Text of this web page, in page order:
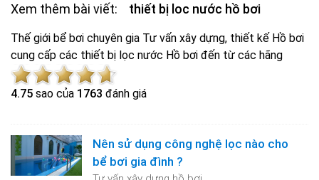
Xem thêm bài viết: thiết bị loc nước hồ bơi
Thế giới bể bơi chuyên gia Tư vấn xây dựng, thiết kế Hồ bơi
cung cấp các thiết bị lọc nước Hồ bơi đến từ các hãng
4.75 sao của 1763 đánh giá
Nên sử dụng công nghệ lọc nào cho
bể bơi gia đình ?